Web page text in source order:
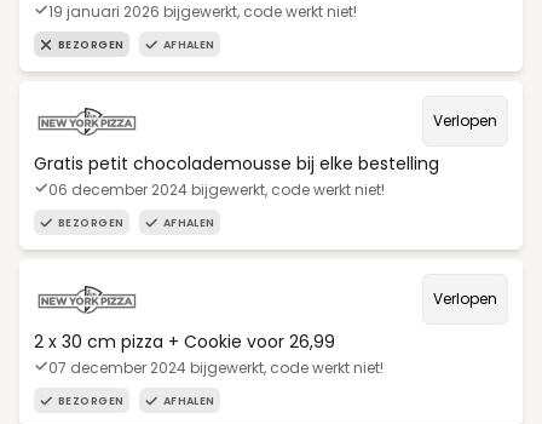
19 januari 2026 bijgewerkt, code werkt niet!
BEZORGEN AFHALEN
Verlopen
Gratis petit chocolademousse bij elke bestelling
06 december 2024 bijgewerkt, code werkt niet!
BEZORGEN AFHALEN
Verlopen
2 x 30 cm pizza + Cookie voor 26,99
07 december 2024 bijgewerkt, code werkt niet!
BEZORGEN AFHALEN